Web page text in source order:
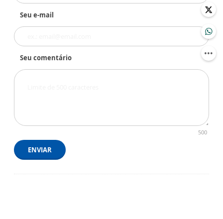
Seu e-mail
Seu comentário
500
ENVIAR